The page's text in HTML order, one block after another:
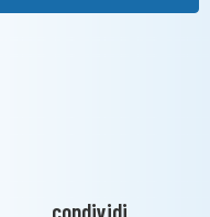
condividi